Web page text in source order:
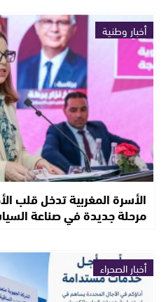
أخبار وطنية
الأسرة المغربية تدخل قلب
مرحلة جديدة في صناعة
أخبار الصحراء